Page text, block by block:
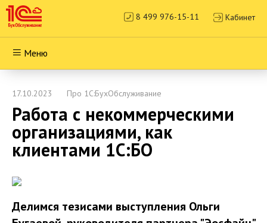
8 499 976-15-11 Кабинет
Меню
17.10.2023 Про 1С:БухОбслуживание
Работа с некоммерческими
организациями, как
клиентами 1С:БО
Делимся тезисами выступления Ольги